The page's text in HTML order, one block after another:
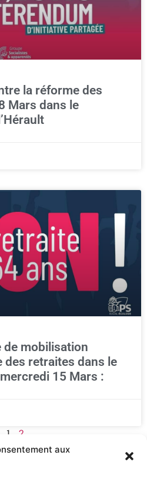
aux
la réforme des
Mars dans le
de mobilisation
des retraites dans le
15 Mars :
1 2